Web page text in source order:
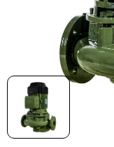
138, артикул